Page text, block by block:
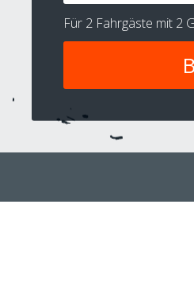
Für 2 Fahrgäste mit 2